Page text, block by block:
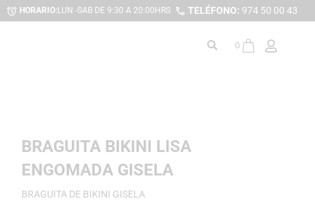
HORARIO: LUN -SAB DE 9:30 A 20:00HRS TELÉFONO: 974 50 00 43
0
BRAGUITA BIKINI LISA
ENGOMADA GISELA
BRAGUITA DE BIKINI GISELA